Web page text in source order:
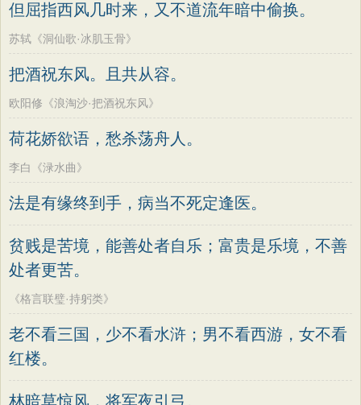
但屈指西风几时来，又不道流年暗中偷换。
苏轼《洞仙歌·冰肌玉骨》
把酒祝东风。且共从容。
欧阳修《浪淘沙·把酒祝东风》
荷花娇欲语，愁杀荡舟人。
李白《渌水曲》
法是有缘终到手，病当不死定逢医。
贫贱是苦境，能善处者自乐；富贵是乐境，不善
处者更苦。
《格言联璧·持躬类》
老不看三国，少不看水浒；男不看西游，女不看
红楼。
林暗草惊风，将军夜引弓。